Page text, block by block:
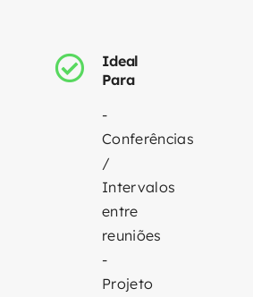
Ideal
Para
-
Conferências
/
Intervalos
entre
reuniões
-
Projeto